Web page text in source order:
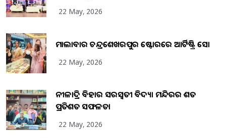
22 May, 2026
ମାଲାବାର ଚନ୍ଦ୍ରଶେଖରପୁର ଷ୍ଟୋରରେ ଆର୍ଟିଷ୍ଟ୍ରି ସୋ
22 May, 2026
ନୀଳାଦ୍ରି ବିହାର ସରସ୍ୱତୀ ବିଦ୍ୟା ମନ୍ଦିରର ଶତ
ପ୍ରତିଶତ ସଫଳତା
22 May, 2026